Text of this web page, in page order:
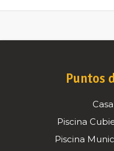
Puntos
Piscina
Piscina